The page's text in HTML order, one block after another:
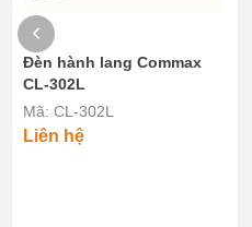
Đèn hành lang Commax
CL-302L
Mã: CL-302L
Liên hệ